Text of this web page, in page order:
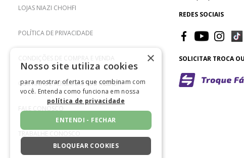
LOJAS NIAZI CHOHFI
POLÍTICA DE PRIVACIDADE
CONDIÇÕES DE COMPRA E VENDA
CORTINAS E PERSIANAS SOB MEDIDA
FALE CONOSCO
TRABALHE CONOSCO
REDES SOCIAIS
SOLICITAR TROCA
×
Nosso site utiliza cookies
para mostrar ofertas que combinam com
você. Entenda como funciona em nossa
política de privacidade
ENTENDI - FECHAR
BLOQUEAR COOKIES